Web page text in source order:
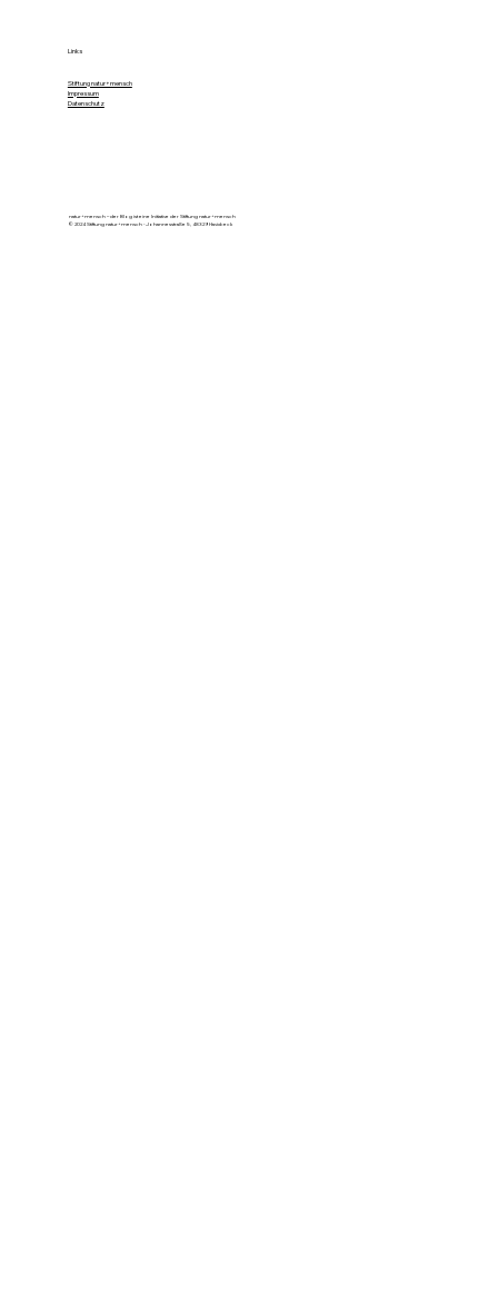
Links
Stiftung natur+mensch
Impressum
Datenschutz
natur+mensch – der Blog ist eine Initiative der Stiftung natur+mensch
© 2024 Stiftung natur+mensch - Johannesstraße 5, 48329 Havixbeck